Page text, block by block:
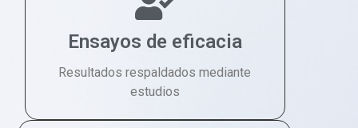
Ensayos de eficacia
Resultados respaldados mediante
estudios